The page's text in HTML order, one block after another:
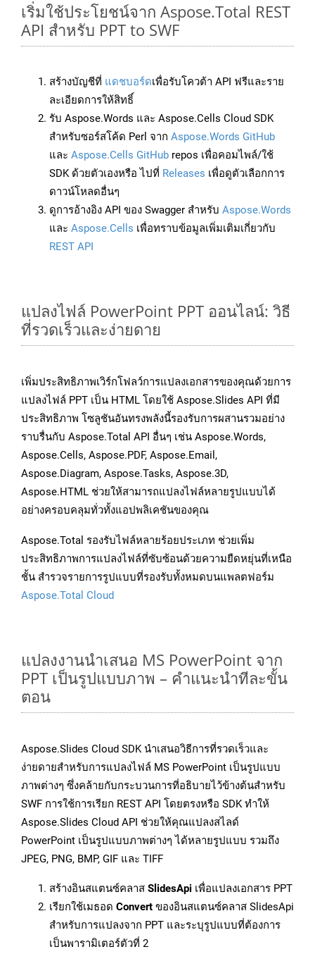
เริ่มใช้ประโยชน์จาก Aspose.Total REST
API สำหรับ PPT to SWF
สร้างบัญชีที่ แดชบอร์ดเพื่อรับโควต้า API ฟรีและราย
ละเอียดการให้สิทธิ์
รับ Aspose.Words และ Aspose.Cells Cloud SDK
สำหรับซอร์สโค้ด Perl จาก Aspose.Words GitHub
และ Aspose.Cells GitHub repos เพื่อคอมไพล์/ใช้
SDK ด้วยตัวเองหรือ ไปที่ Releases เพื่อดูตัวเลือกการ
ดาวน์โหลดอื่นๆ
ดูการอ้างอิง API ของ Swagger สำหรับ Aspose.Words
และ Aspose.Cells เพื่อทราบข้อมูลเพิ่มเติมเกี่ยวกับ
REST API
แปลงไฟล์ PowerPoint PPT ออนไลน์: วิธี
ที่รวดเร็วและง่ายดาย
เพิ่มประสิทธิภาพเวิร์กโฟลว์การแปลงเอกสารของคุณด้วยการ
แปลงไฟล์ PPT เป็น HTML โดยใช้ Aspose.Slides API ที่มี
ประสิทธิภาพ โซลูชันอันทรงพลังนี้รองรับการผสานรวมอย่าง
ราบรื่นกับ Aspose.Total API อื่นๆ เช่น Aspose.Words,
Aspose.Cells, Aspose.PDF, Aspose.Email,
Aspose.Diagram, Aspose.Tasks, Aspose.3D,
Aspose.HTML ช่วยให้สามารถแปลงไฟล์หลายรูปแบบได้
อย่างครอบคลุมทั่วทั้งแอปพลิเคชันของคุณ
Aspose.Total รองรับไฟล์หลายร้อยประเภท ช่วยเพิ่ม
ประสิทธิภาพการแปลงไฟล์ที่ซับซ้อนด้วยความยืดหยุ่นที่เหนือ
ชั้น สำรวจรายการรูปแบบที่รองรับทั้งหมดบนแพลตฟอร์ม
Aspose.Total Cloud
แปลงงานนำเสนอ MS PowerPoint จาก
PPT เป็นรูปแบบภาพ – คำแนะนำทีละขั้น
ตอน
Aspose.Slides Cloud SDK นำเสนอวิธีการที่รวดเร็วและ
ง่ายดายสำหรับการแปลงไฟล์ MS PowerPoint เป็นรูปแบบ
ภาพต่างๆ ซึ่งคล้ายกับกระบวนการที่อธิบายไว้ข้างต้นสำหรับ
SWF การใช้การเรียก REST API โดยตรงหรือ SDK ทำให้
Aspose.Slides Cloud API ช่วยให้คุณแปลงสไลด์
PowerPoint เป็นรูปแบบภาพต่างๆ ได้หลายรูปแบบ รวมถึง
JPEG, PNG, BMP, GIF และ TIFF
สร้างอินสแตนซ์คลาส SlidesApi เพื่อแปลงเอกสาร PPT
เรียกใช้เมธอด Convert ของอินสแตนซ์คลาส SlidesApi
สำหรับการแปลงจาก PPT และระบุรูปแบบที่ต้องการ
เป็นพารามิเตอร์ตัวที่ 2